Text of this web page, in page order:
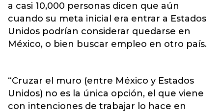
a casi 10,000 personas dicen que aún
cuando su meta inicial era entrar a Estados
Unidos podrían considerar quedarse en
México, o bien buscar empleo en otro país.
“Cruzar el muro (entre México y Estados
Unidos) no es la única opción, el que viene
con intenciones de trabajar lo hace en